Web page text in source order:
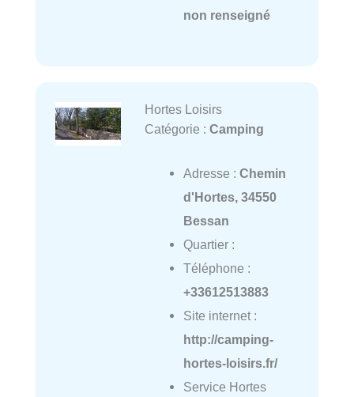
non renseigné
Hortes Loisirs
Catégorie : Camping
Adresse : Chemin
d'Hortes, 34550
Bessan
Quartier :
Téléphone :
+33612513883
Site internet :
http://camping-
hortes-loisirs.fr/
Service Hortes